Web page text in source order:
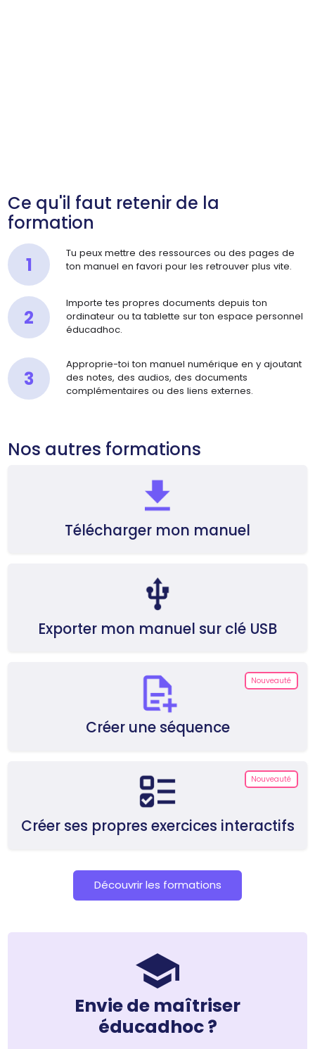
Ce qu'il faut retenir de la
formation
1
Tu peux mettre des ressources ou des pages de
ton manuel en favori pour les retrouver plus vite.
2
Importe tes propres documents depuis ton
ordinateur ou ta tablette sur ton espace personnel
éducadhoc.
3
Approprie-toi ton manuel numérique en y ajoutant
des notes, des audios, des documents
complémentaires ou des liens externes.
Nos autres formations
Télécharger mon manuel
Exporter mon manuel sur clé USB
Nouveauté
Créer une séquence
Nouveauté
Créer ses propres exercices interactifs
Découvrir les formations
Icon
Envie de maîtriser
éducadhoc ?